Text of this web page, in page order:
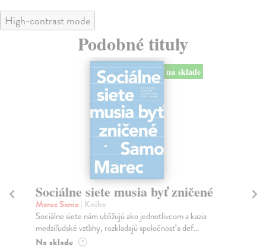
High-contrast mode
Podobné tituly
na sklade
Sociálne siete musia byť zničené
Marec Samo| Kniha
Sociálne siete nám ubližujú ako jednotlivcom a kazia
medziľudské vzťahy, rozkladajú spoločnosť a def...
Na sklade ?